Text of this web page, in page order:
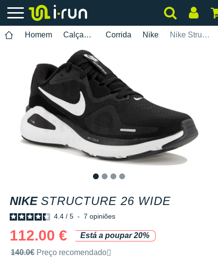
Homem Calçados Corrida Nike Nike Structure 26 Wide
NIKE STRUCTURE 26 WIDE
4.4 / 5 - 7 opiniões
112.00 €
Está a poupar 20%
Preço de venda recomendado pela marca
140.0€ Preço recomendado